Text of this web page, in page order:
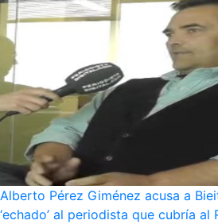
Alberto Pérez Giménez acusa a
‘echado’ al periodista que cubría al